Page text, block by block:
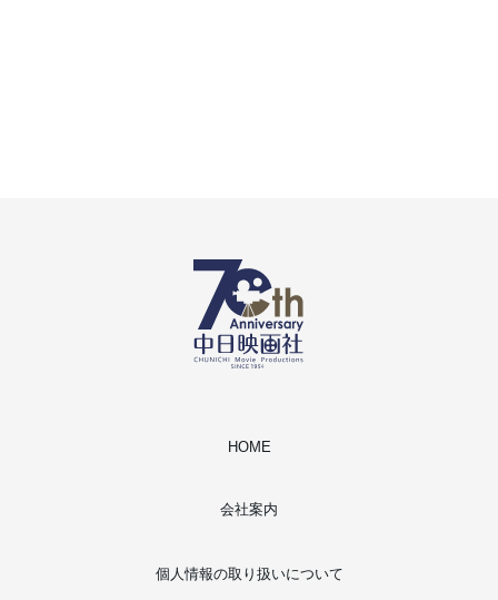
HOME
会社案内
個人情報の取り扱いについて